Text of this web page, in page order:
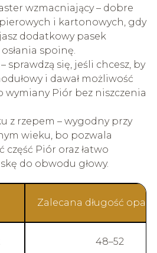
wzmacniający – dobre
i kartonowych, gdy
dodatkowy pasek
spoinę.
sprawdzą się, jeśli chcesz, by
i dawał możliwość
Piór bez niszczenia
z rzepem – wygodny przy
wieku, bo pozwala
część Piór oraz łatwo
do obwodu głowy.
Zalecana długość
48–52